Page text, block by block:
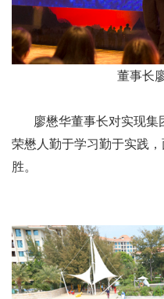
董事长
廖懋华董事长对实现
荣懋人勤于学习勤于实践
胜。